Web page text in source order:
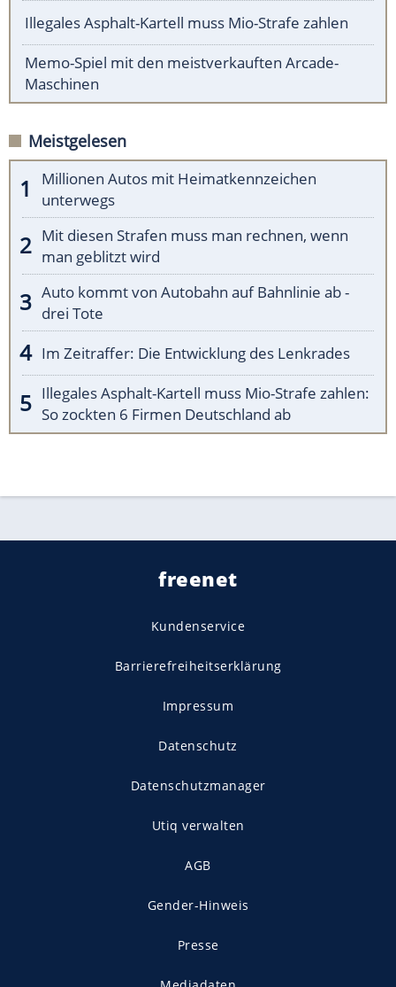
Illegales Asphalt-Kartell muss Mio-Strafe zahlen
Memo-Spiel mit den meistverkauften Arcade-
Maschinen
Meistgelesen
Millionen Autos mit Heimatkennzeichen
unterwegs
Mit diesen Strafen muss man rechnen, wenn
man geblitzt wird
Auto kommt von Autobahn auf Bahnlinie ab -
drei Tote
Im Zeitraffer: Die Entwicklung des Lenkrades
Illegales Asphalt-Kartell muss Mio-Strafe zahlen:
So zockten 6 Firmen Deutschland ab
freenet
Kundenservice
Barrierefreiheitserklärung
Impressum
Datenschutz
Datenschutzmanager
Utiq verwalten
AGB
Gender-Hinweis
Presse